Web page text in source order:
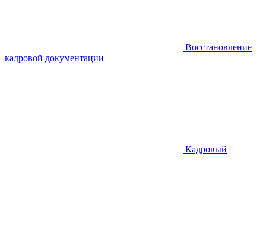
Восстановление
кадровой документации
Кадровый